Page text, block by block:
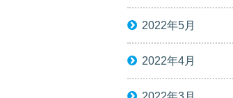
2022年5月
2022年4月